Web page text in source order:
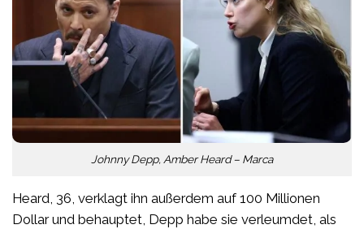
Johnny Depp, Amber Heard – Marca
Heard, 36, verklagt ihn außerdem auf 100 Millionen
Dollar und behauptet, Depp habe sie verleumdet, als